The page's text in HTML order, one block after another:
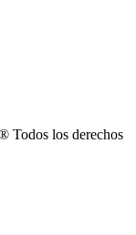
Todos los derechos